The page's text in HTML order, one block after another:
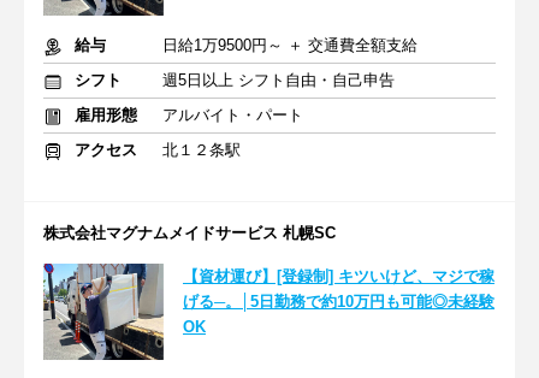
給与
日給1万9500円～ ＋ 交通費全額支給
シフト
週5日以上 シフト自由・自己申告
雇用形態
アルバイト・パート
アクセス
北１２条駅
株式会社マグナムメイドサービス 札幌SC
【資材運び】[登録制] キツいけど、マジで稼
げる─。│5日勤務で約10万円も可能◎未経験
OK